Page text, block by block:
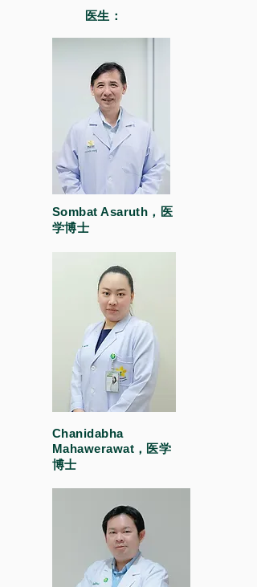
医生：
Sombat Asaruth，医
学博士
Chanidabha
Mahawerawat，医学
博士